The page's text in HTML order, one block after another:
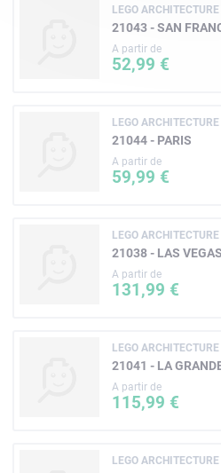
LEGO ARCHITECTURE
21043 - SAN
A partir de
52,99 €
LEGO ARCHITECTURE
21044 - PARIS
A partir de
59,99 €
LEGO ARCHITECTURE
21038 - LAS VEGAS
A partir de
131,99 €
LEGO ARCHITECTURE
21041 - LA
A partir de
115,99 €
LEGO ARCHITECTURE